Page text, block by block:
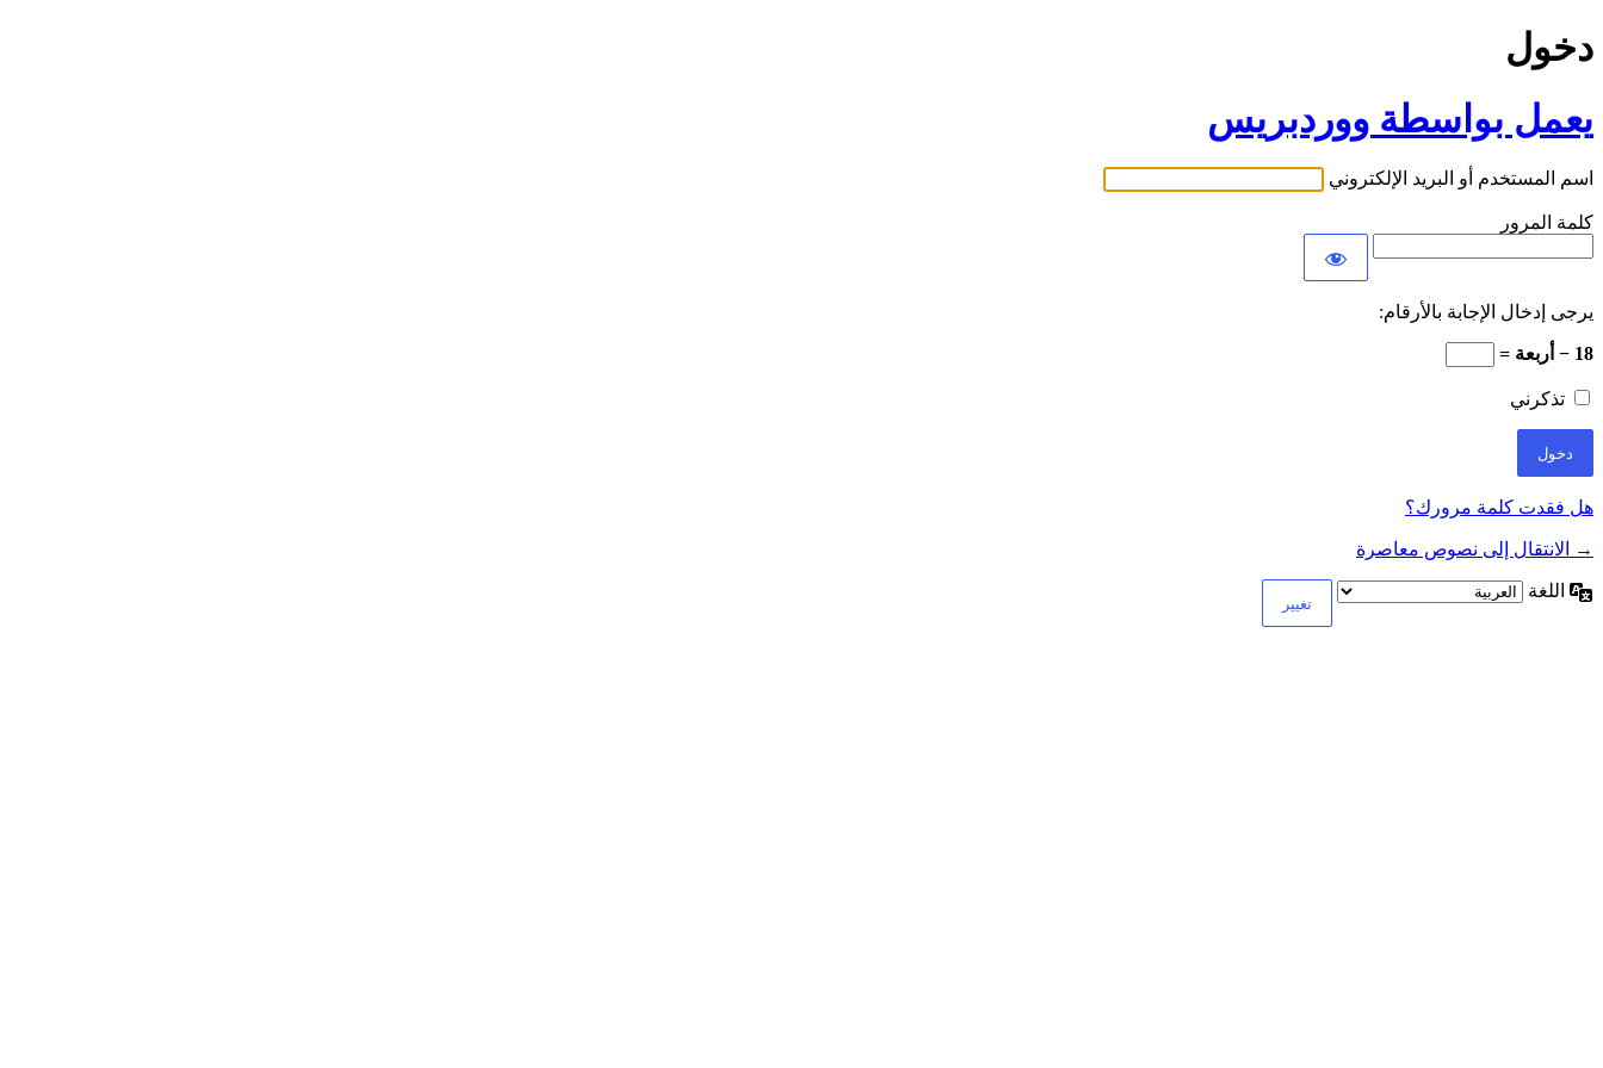
دخول
يعمل بواسطة ووردبريس
اسم المستخدم أو البريد الإلكتروني
كلمة المرور
يرجى إدخال الإجابة بالأرقام:
18 − أربعة =
تذكرني
هل فقدت كلمة مرورك؟
→ الانتقال إلى نصوص معاصرة
اللغة